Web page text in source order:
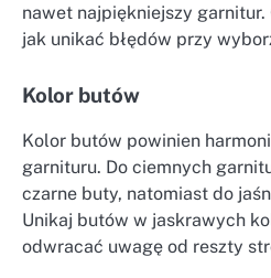
nawet najpiękniejszy
jak unikać błędów przy
Kolor butów
Kolor butów powinien
garnituru. Do ciemnych
czarne buty, natomiast do
Unikaj butów w jaskrawych
odwracać uwagę od reszty